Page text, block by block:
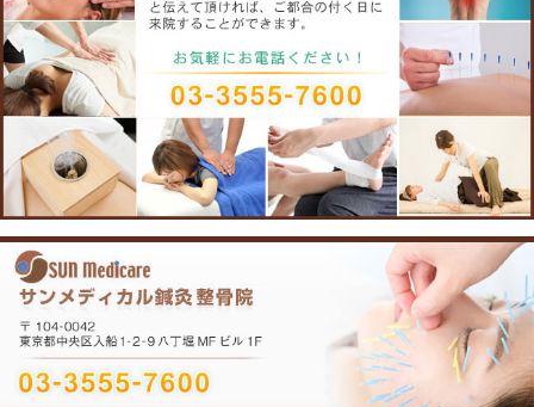
〒104-0042 東京都中央区入船1-2-9 八丁堀MFビル1F